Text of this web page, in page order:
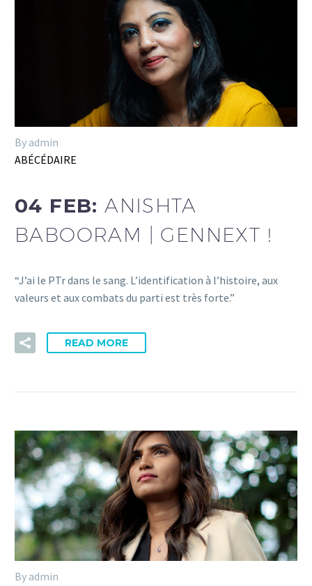
By admin
ABÉCÉDAIRE
04 FEB:ANISHTA
BABOORAM | GENNEXT !
“J’ai le PTr dans le sang. L’identification à l’histoire, aux
valeurs et aux combats du parti est très forte.”
READ MORE
By admin